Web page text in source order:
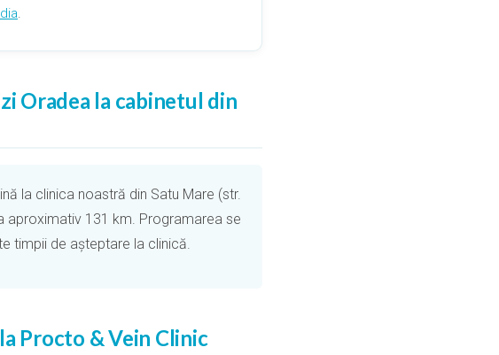
.
Oradea la cabinetul din
la clinica noastră din Satu Mare (str.
aproximativ 131 km. Programarea se
timpii de așteptare la clinică.
Procto & Vein Clinic